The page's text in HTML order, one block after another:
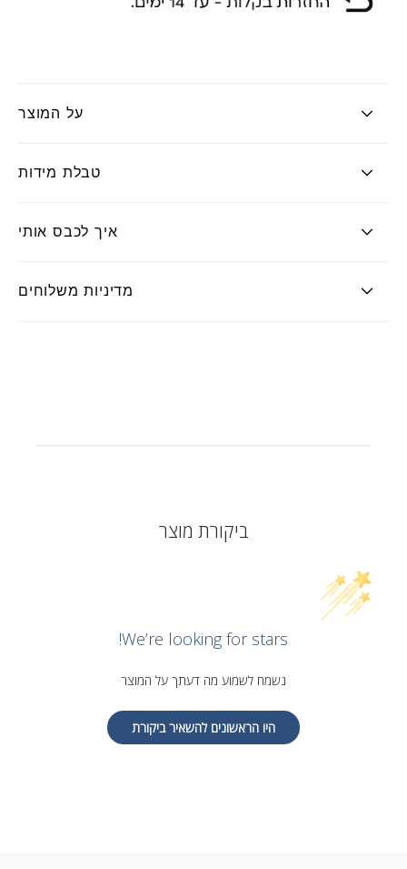
על המוצר
טבלת מידות
איך לכבס אותי
מדיניות משלוחים
ביקורת מוצר
We’re looking for stars!
נשמח לשמוע מה דעתך על המוצר
היו הראשונים להשאיר ביקורת